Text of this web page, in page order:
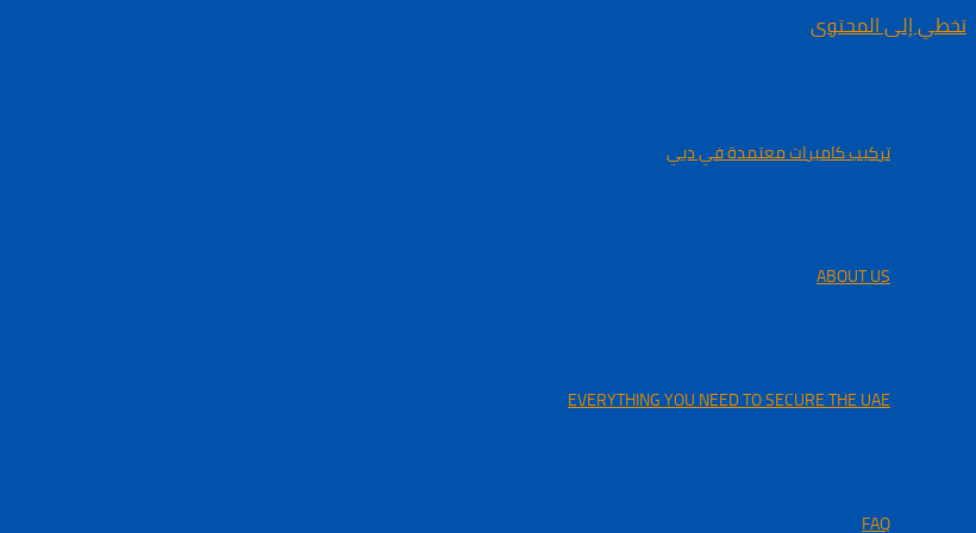
تخطي إلى المحتوى
تركيب كاميرات معتمدة في دبي
ABOUT US
EVERYTHING YOU NEED TO SECURE THE UAE
FAQ